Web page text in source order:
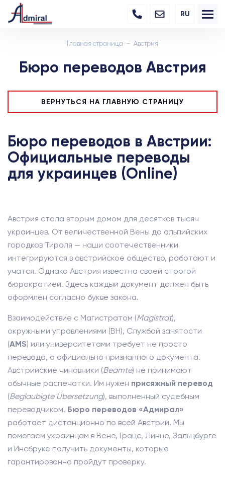
RU
Главная страница Австрия
Бюро переводов Австрия
ВЕРНУТЬСЯ НА ГЛАВНУЮ СТРАНИЦУ
Бюро переводов в Австрии:
Официальные переводы
для украинцев (Online)
Австрия стала вторым домом для десятков тысяч
украинцев. От величественной Вены до альпийских
городков Тироля — наши соотечественники
интегрируются в австрийское общество, работают и
учатся. Однако Австрия известна своей строгой
бюрократией. Здесь каждый документ должен быть
оформлен согласно букве закона.
Взаимодействие с Магистратом (Magistrat),
окружными управлениями (BH), Службой занятости
(AMS) или университетами требует не просто
перевода, а официально признанного документа.
Австрийские чиновники (Beamte) не принимают
обычные распечатки. Им нужен присяжный перевод
(Beglaubigte Übersetzung), выполненный судебным
переводчиком. Бюро переводов «Адмирал»
работает дистанционно по всей Австрии. Мы
помогаем украинцам в Вене, Граце, Линце, Зальцбурге
и Инсбруке получить документы, которые
гарантированно пройдут проверку.